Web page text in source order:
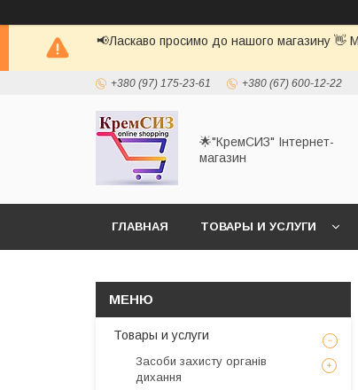
📢Ласкаво просимо до нашого магазину 👋
+380 (97) 175-23-61 +380 (67) 600-12-22
🌟"КремСИЗ" Інтернет-
магазин
ГЛАВНАЯ ТОВАРЫ И УСЛУГИ
Товары и услуги
Засоби захисту органів
дихання